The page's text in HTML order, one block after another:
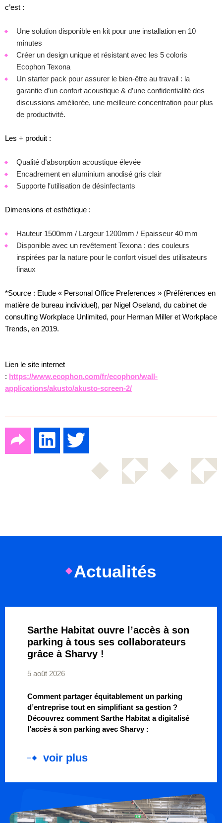
c’est :
Une solution disponible en kit pour une installation en 10
minutes
Créer un design unique et résistant avec les 5 coloris
Ecophon Texona
Un starter pack pour assurer le bien-être au travail : la
garantie d’un confort acoustique & d’une confidentialité des
discussions améliorée, une meilleure concentration pour plus
de productivité.
Les + produit :
Qualité d’absorption acoustique élevée
Encadrement en aluminium anodisé gris clair
Supporte l′utilisation de désinfectants
Dimensions et esthétique :
Hauteur 1500mm / Largeur 1200mm / Epaisseur 40 mm
Disponible avec un revêtement Texona : des couleurs
inspirées par la nature pour le confort visuel des utilisateurs
finaux
*Source : Etude « Personal Office Preferences » (Préférences en
matière de bureau individuel), par Nigel Oseland, du cabinet de
consulting Workplace Unlimited, pour Herman Miller et Workplace
Trends, en 2019.
Lien le site internet
: https://www.ecophon.com/fr/ecophon/wall-
applications/akusto/akusto-screen-2/
Actualités
Sarthe Habitat ouvre l’accès à son
parking à tous ses collaborateurs
grâce à Sharvy !
5 août 2026
Comment partager équitablement un parking
d’entreprise tout en simplifiant sa gestion ?
Découvrez comment Sarthe Habitat a digitalisé
l’accès à son parking avec Sharvy :
voir plus